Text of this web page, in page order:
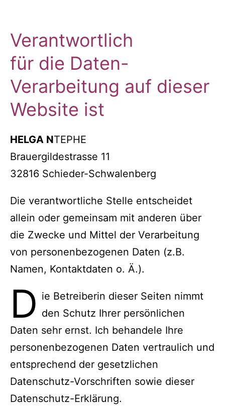
Verantwortlich
für die Daten-
Verarbeitung auf dieser
Website ist
HELGA NTEPHE
Brauergildestrasse 11
32816 Schieder-Schwalenberg
Die verantwortliche Stelle entscheidet
allein oder gemeinsam mit anderen über
die Zwecke und Mittel der Verarbeitung
von personenbezogenen Daten (z.B.
Namen, Kontaktdaten o. Ä.).
D ie Betreiberin dieser Seiten nimmt
den Schutz Ihrer persönlichen
Daten sehr ernst. Ich behandele Ihre
personenbezogenen Daten vertraulich und
entsprechend der gesetzlichen
Datenschutz-Vorschriften sowie dieser
Datenschutz-Erklärung.